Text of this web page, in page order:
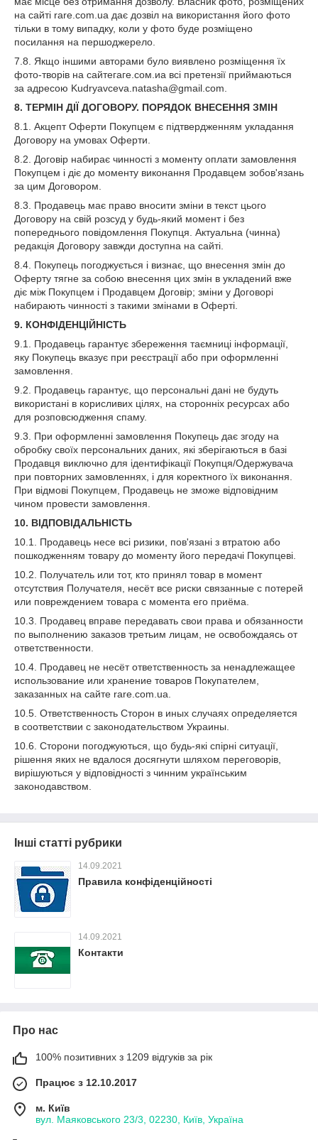
на сайті rare.com.ua дає дозвіл на використання його фото
тільки в тому випадку, коли у фото буде розміщено
посилання на першоджерело.
7.8. Якщо іншими авторами було виявлено розміщення їх
фото-творів на сайтегаге.сом.иа всі претензії приймаються
за адресою Kudryavceva.natasha@gmail.com.
8. ТЕРМІН ДІЇ ДОГОВОРУ. ПОРЯДОК ВНЕСЕННЯ ЗМІН
8.1. Акцепт Оферти Покупцем є підтвердженням укладання
Договору на умовах Оферти.
8.2. Договір набирає чинності з моменту оплати замовлення
Покупцем і діє до моменту виконання Продавцем зобов'язань
за цим Договором.
8.3. Продавець має право вносити зміни в текст цього
Договору на свій розсуд у будь-який момент і без
попереднього повідомлення Покупця. Актуальна (чинна)
редакція Договору завжди доступна на сайті.
8.4. Покупець погоджується і визнає, що внесення змін до
Оферту тягне за собою внесення цих змін в укладений вже
діє між Покупцем і Продавцем Договір; зміни у Договорі
набирають чинності з такими змінами в Оферті.
9. КОНФІДЕНЦІЙНІСТЬ
9.1. Продавець гарантує збереження таємниці інформації,
яку Покупець вказує при реєстрації або при оформленні
замовлення.
9.2. Продавець гарантує, що персональні дані не будуть
використані в корисливих цілях, на сторонніх ресурсах або
для розповсюдження спаму.
9.3. При оформленні замовлення Покупець дає згоду на
обробку своїх персональних даних, які зберігаються в базі
Продавця виключно для ідентифікації Покупця/Одержувача
при повторних замовленнях, і для коректного їх виконання.
При відмові Покупцем, Продавець не зможе відповідним
чином провести замовлення.
10. ВІДПОВІДАЛЬНІСТЬ
10.1. Продавець несе всі ризики, пов'язані з втратою або
пошкодженням товару до моменту його передачі Покупцеві.
10.2. Получатель или тот, кто принял товар в момент
отсутствия Получателя, несёт все риски связанные с потерей
или повреждением товара с момента его приёма.
10.3. Продавец вправе передавать свои права и обязанности
по выполнению заказов третьим лицам, не освобождаясь от
ответственности.
10.4. Продавец не несёт ответственность за ненадлежащее
использование или хранение товаров Покупателем,
заказанных на сайте rare.com.ua.
10.5. Ответственность Сторон в иных случаях определяется
в соответствии с законодательством Украины.
10.6. Сторони погоджуються, що будь-які спірні ситуації,
рішення яких не вдалося досягнути шляхом переговорів,
вирішуються у відповідності з чинним українським
законодавством.
Інші статті рубрики
14.09.2021
Правила конфіденційності
14.09.2021
Контакти
Про нас
100% позитивних з 1209 відгуків за рік
Працює з 12.10.2017
м. Київ
вул. Маяковського 23/3, 02230, Київ, Україна